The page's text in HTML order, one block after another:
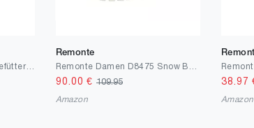
Eagsouni Barfußschuhe Gefüttert Herren Winterschuhe Warm Damen Winterstiefel Schneestiefel Winter
Remonte
90.00 € 109.95
Amazon
38.97
Amazon